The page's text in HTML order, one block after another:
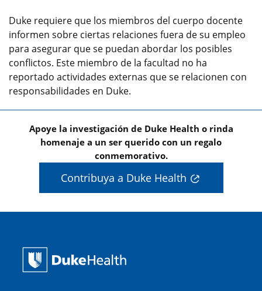
Duke requiere que los miembros del cuerpo docente
informen sobre ciertas relaciones fuera de su empleo
para asegurar que se puedan abordar los posibles
conflictos. Este miembro de la facultad no ha
reportado actividades externas que se relacionen con
responsabilidades en Duke.
Apoye la investigación de Duke Health o rinda
homenaje a un ser querido con un regalo
conmemorativo.
Contribuya a Duke Health